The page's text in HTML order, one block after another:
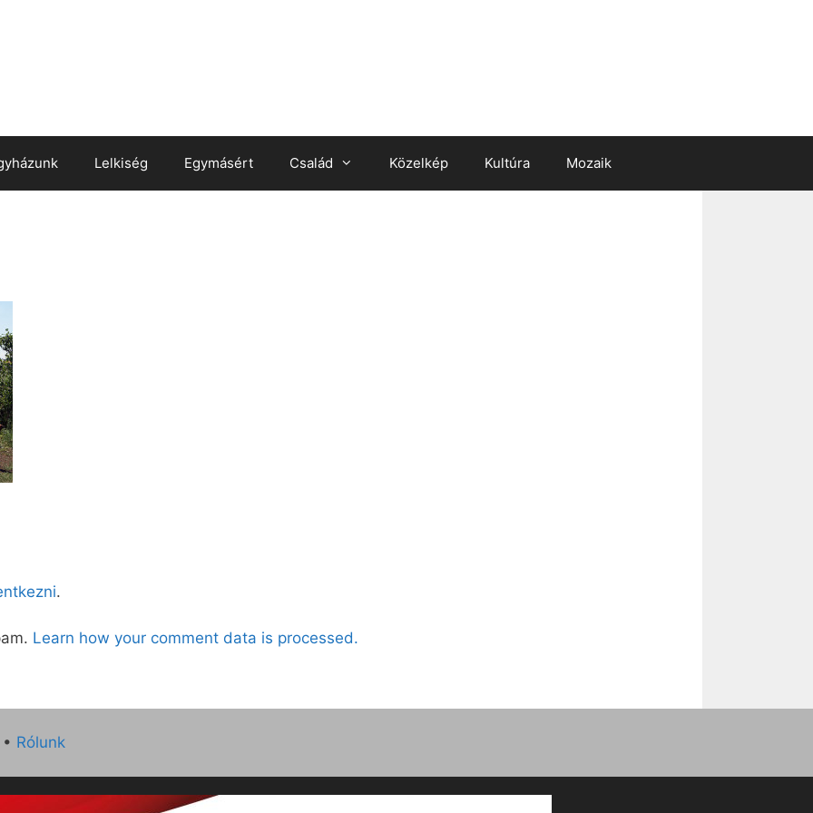
Lelkiség Egymásért Család Közelkép Kultúra Mozaik
.
Learn how your comment data is processed.
• Rólunk